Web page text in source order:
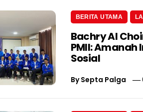
BERITA UTAMA
Bachry Al
PMII:
Sosial
BySepta Palga